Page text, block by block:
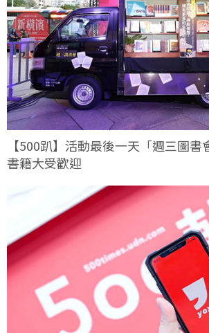
【500趴】活動最後一天「週三圖
書籍大受歡迎